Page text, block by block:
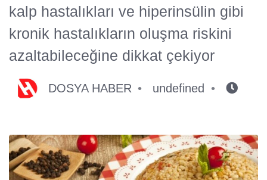
kalp hastalıkları ve hiperinsülin gibi
kronik hastalıkların oluşma riskini
azaltabileceğine dikkat çekiyor
DOSYA HABER undefined